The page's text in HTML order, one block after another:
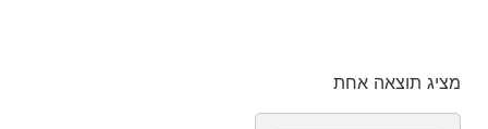
מציג תוצאה אחת